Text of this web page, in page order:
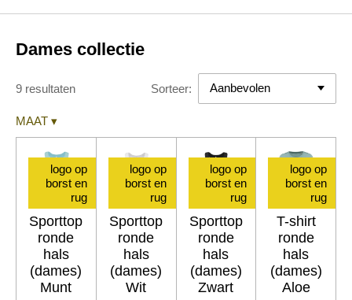
Dames collectie
9 resultaten Sorteer:
MAAT ▾
logo op
borst en
rug
Sporttop
ronde
hals
(dames)
Munt
logo op
borst en
rug
Sporttop
ronde
hals
(dames)
Wit
logo op
borst en
rug
Sporttop
ronde
hals
(dames)
Zwart
logo op
borst en
rug
T-shirt
ronde
hals
(dames)
Aloe